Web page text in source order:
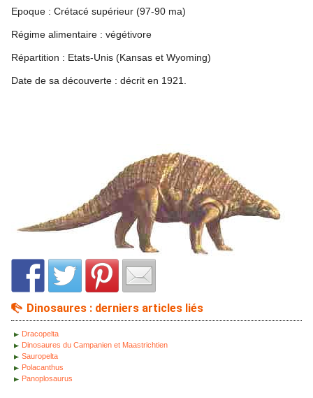
Epoque : Crétacé supérieur (97-90 ma)
Régime alimentaire : végétivore
Répartition : Etats-Unis (Kansas et Wyoming)
Date de sa découverte : décrit en 1921.
Dinosaures : derniers articles liés
Dracopelta
Dinosaures du Campanien et Maastrichtien
Sauropelta
Polacanthus
Panoplosaurus